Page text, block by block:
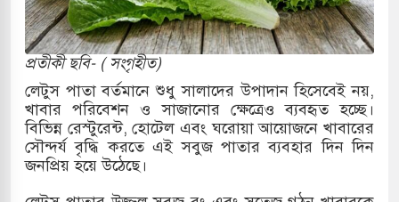
দক্ষিণ কোরিয়ার বন্দি ২৫ শতাংশ বেড়েছে
থাকুক বা না থাকুক, ইরানে একক সামরিক পদক্ষেপের
জুমার বয়ান ও নামাজ পড়াবেন দেওবন্দের
প্রতীকী ছবি- ( সংগৃহীত)
লেটুস পাতা বর্তমানে শুধু সালাদের উপাদান হিসেবেই নয়,
খাবার পরিবেশন ও সাজানোর ক্ষেত্রেও ব্যবহৃত হচ্ছে।
বিভিন্ন রেস্টুরেন্ট, হোটেল এবং ঘরোয়া আয়োজনে খাবারের
সৌন্দর্য বৃদ্ধি করতে এই সবুজ পাতার ব্যবহার দিন দিন
জনপ্রিয় হয়ে উঠেছে।